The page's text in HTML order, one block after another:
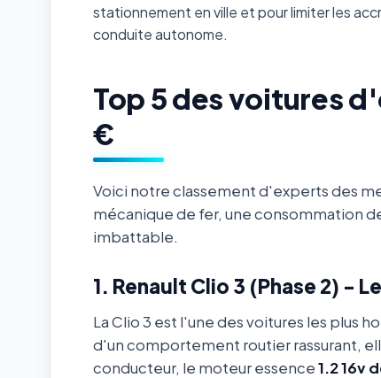
stationnement en ville et pour limiter les
conduite autonome.
Top 5 des voitures
€
Voici notre classement d'experts des
mécanique de fer, une consommation
imbattable.
1. Renault Clio 3 (Phase 2) -
La Clio 3 est l'une des voitures les plus
d'un comportement routier rassurant,
conducteur, le moteur essence1.2 16v